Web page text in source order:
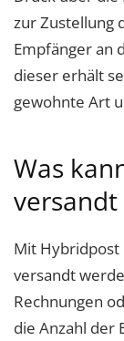
zur Zustellung
Empfänger an
dieser erhält
gewohnte Art
Was
Mit
versandt
Rechnungen
die Anzahl der